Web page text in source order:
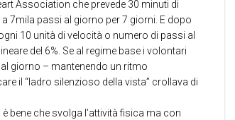
Association che prevede 30 minuti di
7mila passi al giorno per 7 giorni. E dopo
10 unità di velocità o numero di passi al
del 6%. Se al regime base i volontari
giorno – mantenendo un ritmo
il “ladro silenzioso della vista” crollava di
bene che svolga l’attività fisica ma con